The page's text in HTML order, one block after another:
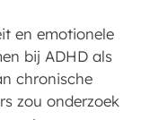
en emotionele
bij ADHD als
chronische
zou onderzoek